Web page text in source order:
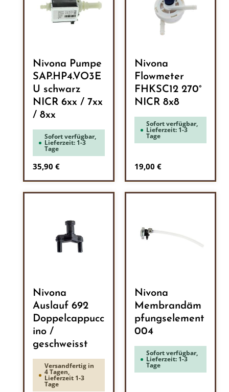
Nivona Pumpe
SAP.HP4.VO3E
U schwarz
NICR 6xx / 7xx
/ 8xx
Sofort verfügbar,
Lieferzeit: 1-3
Tage
Regulärer Preis:
35,90 €
Nivona
Flowmeter
FHKSC12 270°
NICR 8x8
Sofort verfügbar,
Lieferzeit: 1-3
Tage
Regulärer Preis:
19,00 €
Nivona
Auslauf 692
Doppelcappucc
ino /
geschweisst
Versandfertig in
4 Tagen,
Lieferzeit 1-3
Tage
Nivona
Membrandäm
pfungselement
004
Sofort verfügbar,
Lieferzeit: 1-3
Tage